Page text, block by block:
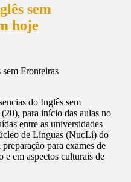
sem
hoje
do Inglês sem
para início das aulas no
entre as universidades
de Línguas (NucLi) do
para exames de
e em aspectos culturais de